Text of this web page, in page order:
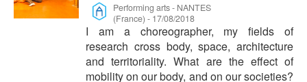
Performing arts- NANTES
(France) - 17/08/2018
I am a choreographer, my fields of
research cross body, space, architecture
and territoriality. What are the effect of
mobility on our body, and on our societies?